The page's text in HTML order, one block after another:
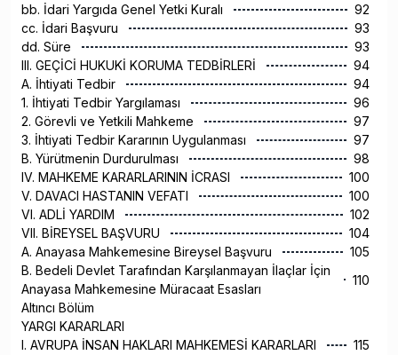
bb. İdari Yargıda Genel Yetki Kuralı
92
cc. İdari Başvuru
93
dd. Süre
93
III. GEÇİCİ HUKUKİ KORUMA TEDBİRLERİ
94
A. İhtiyati Tedbir
94
1. İhtiyati Tedbir Yargılaması
96
2. Görevli ve Yetkili Mahkeme
97
3. İhtiyati Tedbir Kararının Uygulanması
97
B. Yürütmenin Durdurulması
98
IV. MAHKEME KARARLARININ İCRASI
100
V. DAVACI HASTANIN VEFATI
100
VI. ADLİ YARDIM
102
VII. BİREYSEL BAŞVURU
104
A. Anayasa Mahkemesine Bireysel Başvuru
105
B. Bedeli Devlet Tarafından Karşılanmayan İlaçlar İçin
Anayasa Mahkemesine Müracaat Esasları
110
Altıncı Bölüm
YARGI KARARLARI
I. AVRUPA İNSAN HAKLARI MAHKEMESİ KARARLARI
115